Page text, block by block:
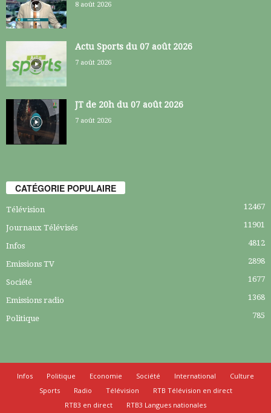
8 août 2026
Actu Sports du 07 août 2026
7 août 2026
JT de 20h du 07 août 2026
7 août 2026
CATÉGORIE POPULAIRE
Télévision 12467
Journaux Télévisés 11901
Infos 4812
Emissions TV 2898
Société 1677
Emissions radio 1368
Politique 785
Infos Politique Economie Société International
Culture
Sports
Radio Télévision
RTB Télévision en direct
RTB3 en direct
RTB3 Langues nationales